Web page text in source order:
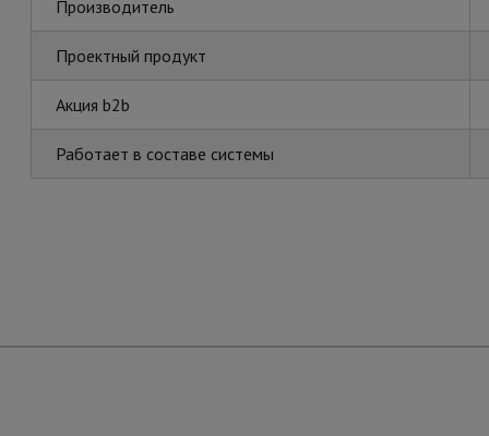
Производитель
Проектный продукт
Акция b2b
Работает в составе системы